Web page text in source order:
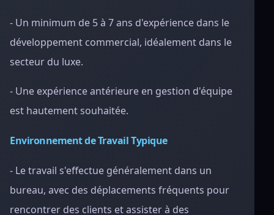
- Un minimum de 5 à 7 ans d'expérience dans le
développement commercial, idéalement dans le
secteur du luxe.
- Une expérience antérieure en gestion d'équipe
est hautement souhaitée.
Environnement de Travail Typique
- Le travail s'effectue généralement dans un
bureau, avec des déplacements fréquents pour
rencontrer des clients et assister à des